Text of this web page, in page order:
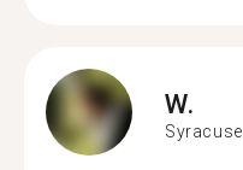
W.
Syracuse